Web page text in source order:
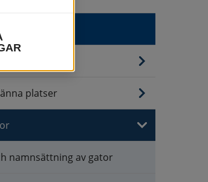
platser
namnsättning av gator